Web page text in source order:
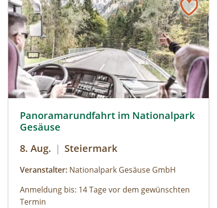
Panoramarundfahrt im Nationalpark
Gesäuse
8. Aug. | Steiermark
Veranstalter: Nationalpark Gesäuse GmbH
Anmeldung bis: 14 Tage vor dem gewünschten
Termin